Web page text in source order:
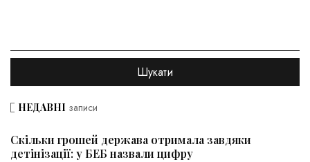
НЕДАВНІ записи
Скільки грошей держава отримала завдяки
детінізації: у БЕБ назвали цифру